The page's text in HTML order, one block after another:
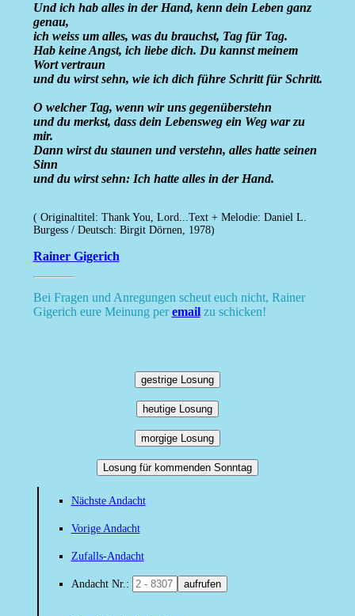
Und ich hab alles in der Hand, kenn dein Leben ganz
genau,
ich weiss um alles, was du brauchst, Tag für Tag.
Hab keine Angst, ich liebe dich. Du kannst meinem
Wort vertraun
und du wirst sehn, wie ich dich führe Schritt für Schritt.
O welcher Tag, wenn wir uns gegenüberstehn
und du merkst, dass dein Lebensweg ein Weg war zu
mir.
Dann wirst du staunen und verstehn, alles hatte seinen
Sinn
und du wirst sehn: Ich hatte alles in der Hand.
( Originaltitel: Thank You, Lord...Text + Melodie: Daniel L.
Burgess / Deutsch: Birgit Dörnen, 1978)
Rainer Gigerich
Bei Fragen und Anregungen scheut euch nicht, Rainer
Gigerich eure Meinung peremailzu schicken!
gestrige Losung
heutige Losung
morgige Losung
Losung für kommenden Sonntag
Nächste Andacht
Vorige Andacht
Zufalls-Andacht
Andacht Nr.: aufrufen